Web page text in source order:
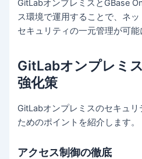
GitLabオンプレミスとGBase
ス環境で運用することで、ネ
セキュリティの一元管理が可能
GitLabオンプレミ
強化策
GitLabオンプレミスのセキュ
ためのポイントを紹介します。
アクセス制御の徹底